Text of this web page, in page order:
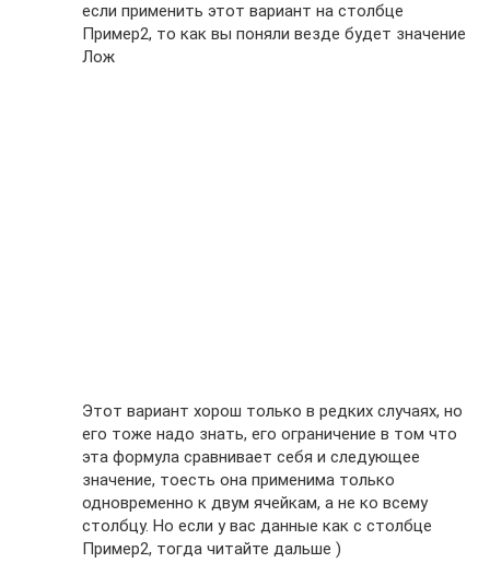
если применить этот вариант на столбце
Пример2, то как вы поняли везде будет значение
Лож
Этот вариант хорош только в редких случаях, но
его тоже надо знать, его ограничение в том что
эта формула сравнивает себя и следующее
значение, тоесть она применима только
одновременно к двум ячейкам, а не ко всему
столбцу. Но если у вас данные как с столбце
Пример2, тогда читайте дальше )